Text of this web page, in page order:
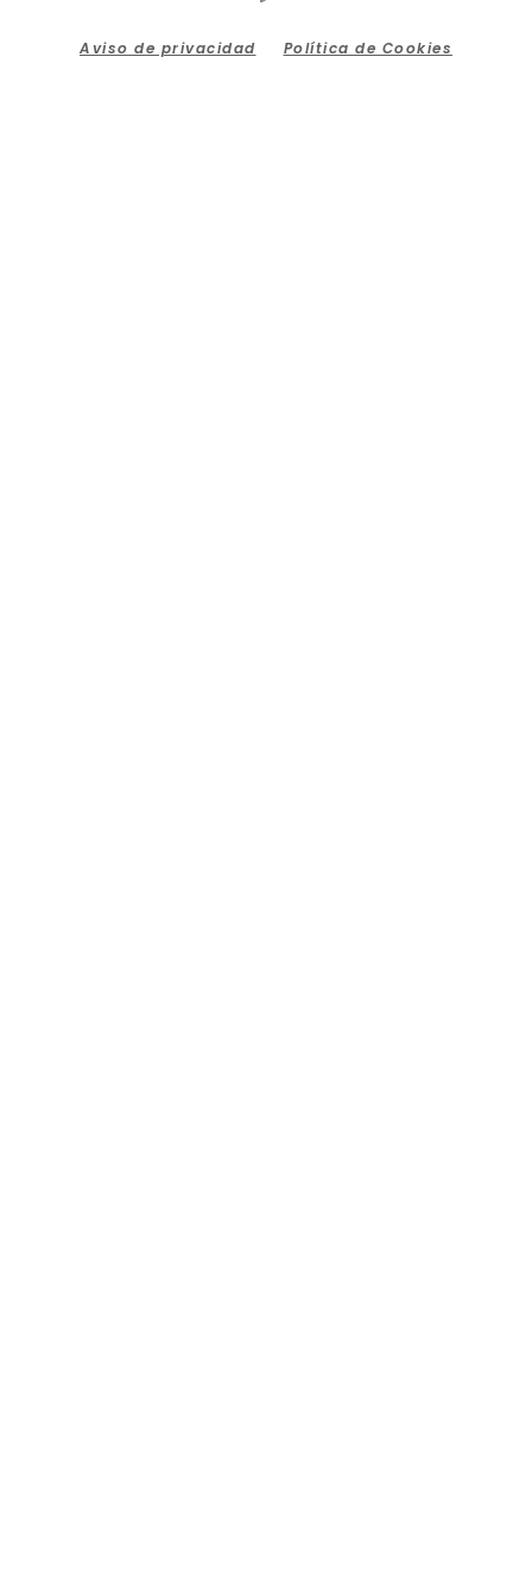
Aviso de privacidad Política de Cookies